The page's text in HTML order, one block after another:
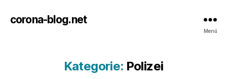
corona-blog.net
Menü
Kategorie: Polizei